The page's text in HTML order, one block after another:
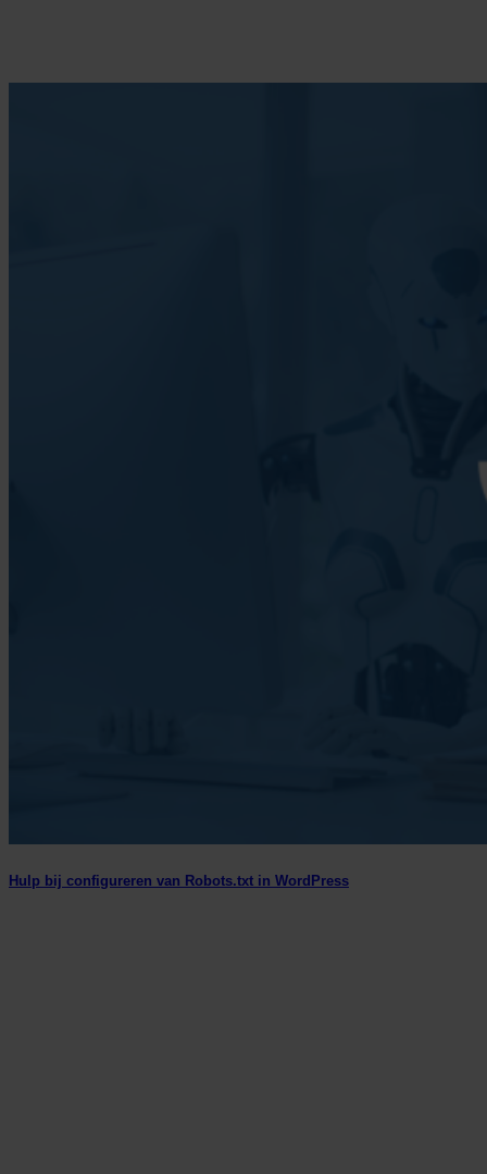
Hulp bij configureren van Robots.txt in WordPress